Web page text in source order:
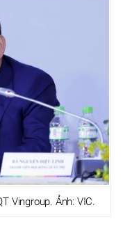
Vingroup. Ảnh: VIC.